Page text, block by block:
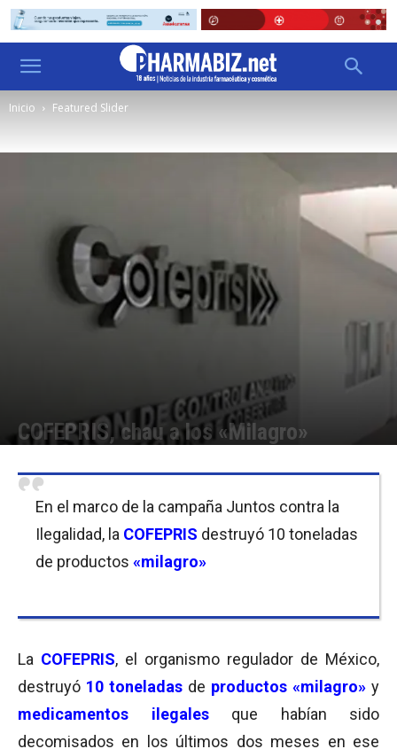
Inicio Featured Slider
COFEPRIS, chau a los «Milagro»
En el marco de la campaña Juntos contra la
Ilegalidad, la COFEPRIS destruyó 10 toneladas
de productos «milagro»
La COFEPRIS, el organismo regulador de México,
destruyó 10 toneladas de productos «milagro» y
medicamentos ilegalesque habían sido
decomisados en los últimos dos meses en ese